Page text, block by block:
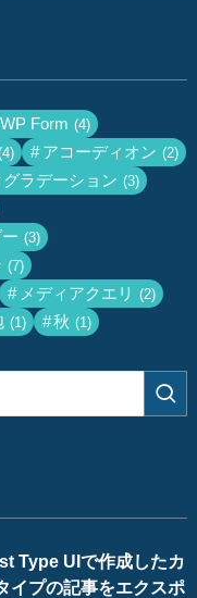
Form (4)
アコーディオン (2)
グラデーション (3)
(3)
(7)
メディアクエリ (2)
(1) 秋 (1)
Type UIで作成したカ
イプの記事をエクスポ